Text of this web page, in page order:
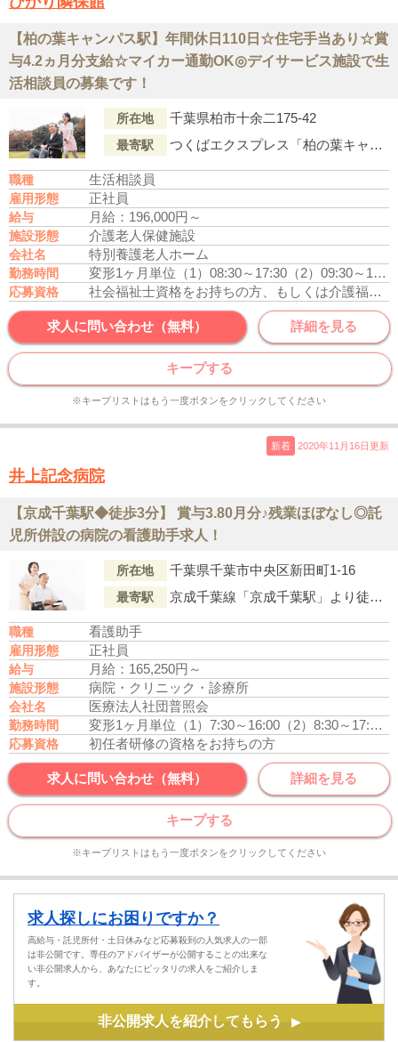
【柏の葉キャンパス駅】年間休日110日☆住宅手当あり☆賞
与4.2ヵ月分支給☆マイカー通勤OK◎デイサービス施設で生
活相談員の募集です！
所在地 千葉県柏市十余二175-42
最寄駅 つくばエクスプレス「柏の葉キャンパス駅」より徒歩16分
職種 生活相談員
雇用形態 正社員
給与 月給：196,000円～
施設形態 介護老人保健施設
会社名 特別養護老人ホーム
勤務時間 変形1ヶ月単位 （1）08:30～17:30 （2）09:30～18:30
応募資格 社会福祉士資格をお持ちの方、もしくは介護福祉士資格をお持ちの方
求人に問い合わせ（無料） 詳細を見る
キープする
※キープリストはもう一度ボタンをクリックしてください
新着 2020年11月16日更新
井上記念病院
【京成千葉駅◆徒歩3分】 賞与3.80月分♪残業ほぼなし◎託
児所併設の病院の看護助手求人！
所在地 千葉県千葉市中央区新田町1-16
最寄駅 京成千葉線「京成千葉駅」より徒歩3分
職種 看護助手
雇用形態 正社員
給与 月給：165,250円～
施設形態 病院・クリニック・診療所
会社名 医療法人社団普照会
勤務時間 変形1ヶ月単位 （1）7:30～16:00 （2）8:30～17:00
応募資格 初任者研修の資格をお持ちの方
求人に問い合わせ（無料） 詳細を見る
キープする
※キープリストはもう一度ボタンをクリックしてください
求人探しにお困りですか？
高給与・託児所付・土日休みなど応募殺到の人気求人の一部
は非公開です。専任のアドバイザーが公開することの出来な
い非公開求人から、あなたにピッタリの求人をご紹介しま
す。
非公開求人を紹介してもらう ▶